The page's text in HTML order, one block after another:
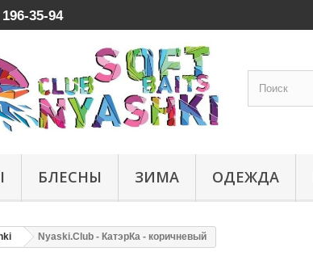
35-94
БЛЕСНЫ ЗИМА ОДЕЖДА
Nyaski.Club - КатэрКа - коричневый